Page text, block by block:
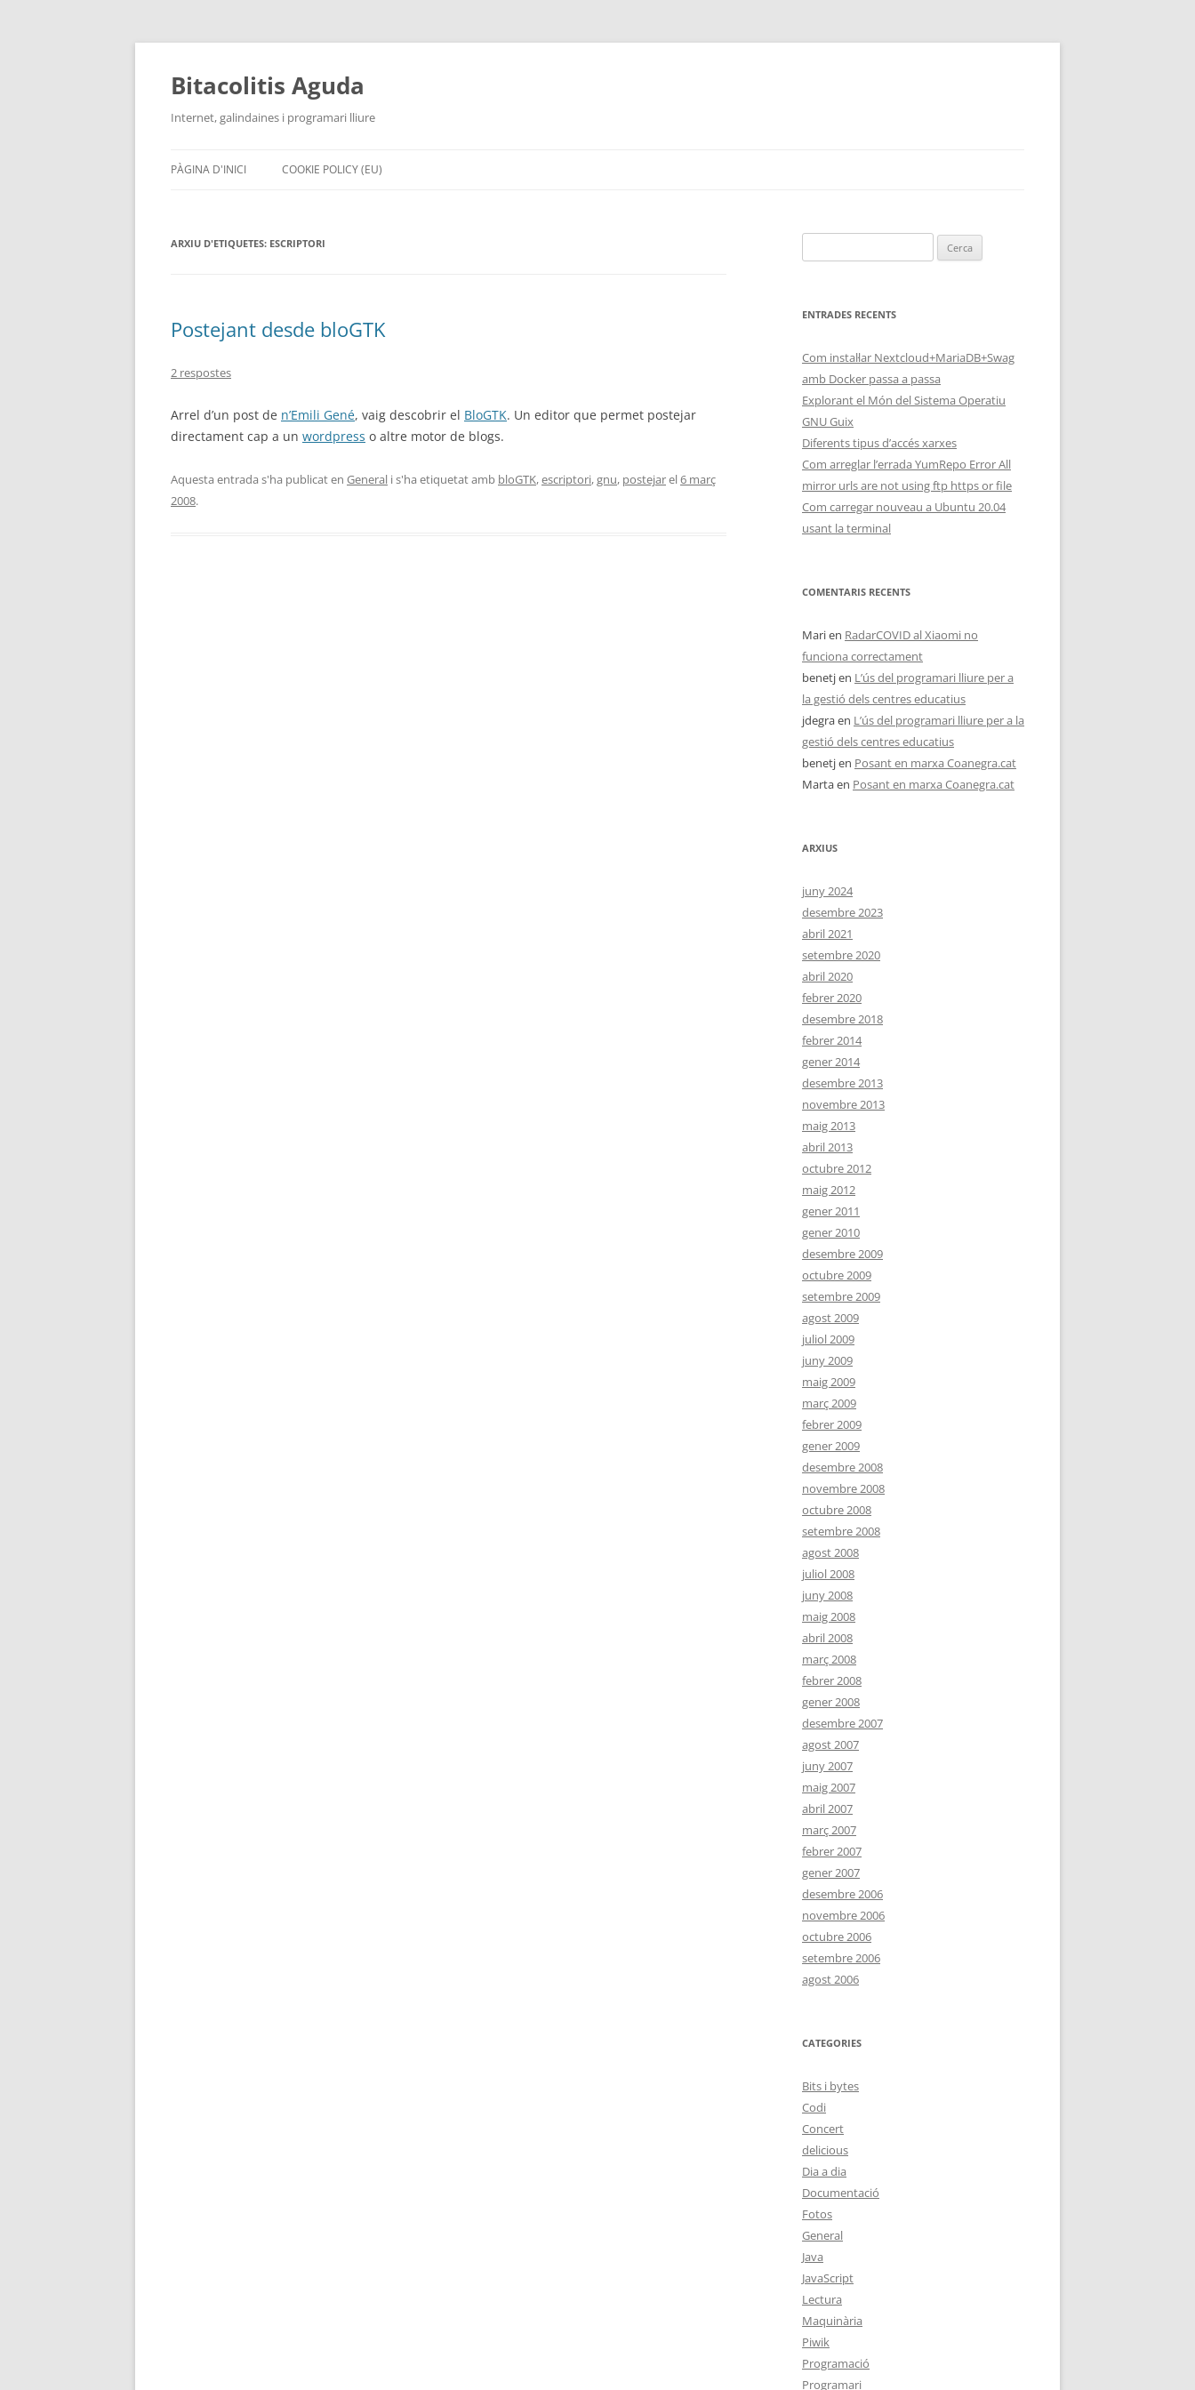
Vés
contingut
Bitacolitis Aguda
Internet, galindaines i programari lliure
PÀGINA D'INICI COOKIE POLICY (EU)
ARXIU D'ETIQUETES: ESCRIPTORI
Postejant desde bloGTK
2 respostes
Arrel d’un post de n’Emili Gené, vaig descobrir el BloGTK. Un editor que permet postejar
directament cap a un wordpress o altre motor de blogs.
Aquesta entrada s'ha publicat en General i s'ha etiquetat amb bloGTK,escriptori,gnu, postejarel6 març
2008.
ENTRADES RECENTS
Com instal·lar Nextcloud+MariaDB+Swag
amb Docker passa a passa
Explorant el Món del Sistema Operatiu
GNU Guix
Diferents tipus d’accés xarxes
Com arreglar l’errada YumRepo Error All
mirror urls are not using ftp https or file
Com carregar nouveau a Ubuntu 20.04
usant la terminal
COMENTARIS RECENTS
Marien RadarCOVID al Xiaomi no
funciona correctament
benetjen L’ús del programari lliure per a
la gestió dels centres educatius
jdegraen L’ús del programari lliure per a la
gestió dels centres educatius
benetjen Posant en marxa Coanegra.cat
Martaen Posant en marxa Coanegra.cat
ARXIUS
juny 2024
desembre 2023
abril 2021
setembre 2020
abril 2020
febrer 2020
desembre 2018
febrer 2014
gener 2014
desembre 2013
novembre 2013
maig 2013
abril 2013
octubre 2012
maig 2012
gener 2011
gener 2010
desembre 2009
octubre 2009
setembre 2009
agost 2009
juliol 2009
juny 2009
maig 2009
març 2009
febrer 2009
gener 2009
desembre 2008
novembre 2008
octubre 2008
setembre 2008
agost 2008
juliol 2008
juny 2008
maig 2008
abril 2008
març 2008
febrer 2008
gener 2008
desembre 2007
agost 2007
juny 2007
maig 2007
abril 2007
març 2007
febrer 2007
gener 2007
desembre 2006
novembre 2006
octubre 2006
setembre 2006
agost 2006
CATEGORIES
Bits i bytes
Codi
Concert
delicious
Dia a dia
Documentació
Fotos
General
Java
JavaScript
Lectura
Maquinària
Piwik
Programació
Programari